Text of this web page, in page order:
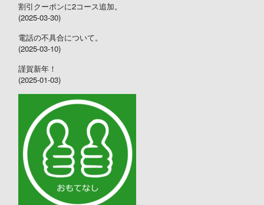
割引クーポンに2コース追加。
(2025-03-30)
電話の不具合について。
(2025-03-10)
謹賀新年！
(2025-01-03)